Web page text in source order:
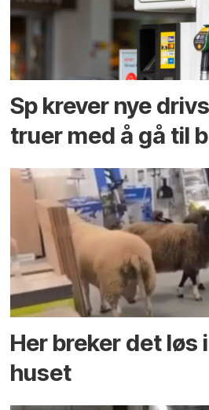
Sp krever nye
truer med å gå til
Her breker det
huset